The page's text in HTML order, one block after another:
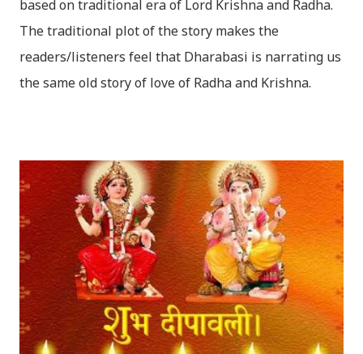
based on traditional era of Lord Krishna and Radha.
The traditional plot of the story makes the
readers/listeners feel that Dharabasi is narrating us
the same old story of love of Radha and Krishna.
it speaks of so many hidden things that we will be
amazed while ending it up. Radha and Krishna are
the eternal lovers. Lord Krishna and Radha are
together since childhood. But in teenage they are
separated (as in the traditional story) and Lord
Krishna has to go away leaving Vindraban for
fulfilling the task for which he has taken birth.This
brings tragedy to Radha and all the people in